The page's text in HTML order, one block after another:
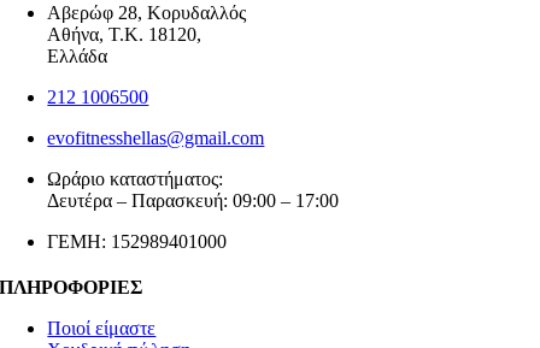
Αβερώφ 28, Κορυδαλλός
Αθήνα, Τ.Κ. 18120,
Ελλάδα
212 1006500
evofitnesshellas@gmail.com
Ωράριο καταστήματος:
Δευτέρα – Παρασκευή: 09:00 – 17:00
ΓΕΜΗ: 152989401000
ΠΛΗΡΟΦΟΡΙΕΣ
Ποιοί είμαστε